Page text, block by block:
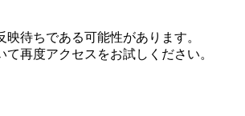
映待ちである可能性があります。
て再度アクセスをお試しください。